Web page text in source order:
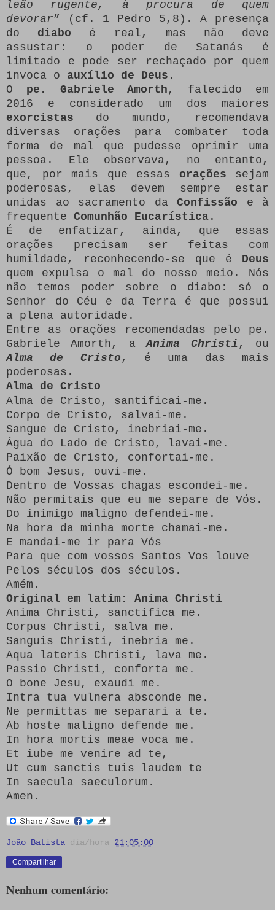
leão rugente, à procura de quem
devorar” (cf. 1 Pedro 5,8). A presença
do diabo é real, mas não deve
assustar: o poder de Satanás é
limitado e pode ser rechaçado por quem
invoca o auxílio de Deus .
O pe. Gabriele Amorth , falecido em
2016 e considerado um dos maiores
exorcistas do mundo, recomendava
diversas orações para combater toda
forma de mal que pudesse oprimir uma
pessoa. Ele observava, no entanto,
que, por mais que essas orações sejam
poderosas, elas devem sempre estar
unidas ao sacramento da Confissão e à
frequente Comunhão Eucarística .
É de enfatizar, ainda, que essas
orações precisam ser feitas com
humildade, reconhecendo-se que é Deus
quem expulsa o mal do nosso meio. Nós
não temos poder sobre o diabo: só o
Senhor do Céu e da Terra é que possui
a plena autoridade.
Entre as orações recomendadas pelo pe.
Gabriele Amorth, aAnima Christi , ou
Alma de Cristo , é uma das mais
poderosas.
Alma de Cristo
Alma de Cristo, santificai-me.
Corpo de Cristo, salvai-me.
Sangue de Cristo, inebriai-me.
Água do Lado de Cristo, lavai-me.
Paixão de Cristo, confortai-me.
Ó bom Jesus, ouvi-me.
Dentro de Vossas chagas escondei-me.
Não permitais que eu me separe de Vós.
Do inimigo maligno defendei-me.
Na hora da minha morte chamai-me.
E mandai-me ir para Vós
Para que com vossos Santos Vos louve
Pelos séculos dos séculos.
Amém.
Original em latim: Anima Christi
Anima Christi, sanctifica me.
Corpus Christi, salva me.
Sanguis Christi, inebria me.
Aqua lateris Christi, lava me.
Passio Christi, conforta me.
O bone Jesu, exaudi me.
Intra tua vulnera absconde me.
Ne permittas me separari a te.
Ab hoste maligno defende me.
In hora mortis meae voca me.
Et iube me venire ad te,
Ut cum sanctis tuis laudem te
In saecula saeculorum.
Amen.
João Batista dia/hora 21:05:00
Compartilhar
Nenhum comentário: